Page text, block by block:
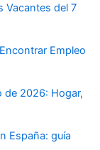
Vacantes del 7
Empleo
de 2026: Hogar,
España: guía